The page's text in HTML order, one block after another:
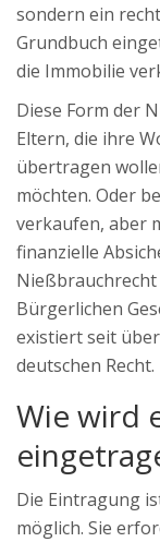
sondern ein
Grundbuch
die Immobilie
Diese Form der
Eltern, die ihre
übertragen
möchten. Oder
verkaufen, aber
finanzielle
Nießbrauchrecht
Bürgerlichen
existiert seit
deutschen Recht.
Wie wird
Die Eintragung
möglich. Sie